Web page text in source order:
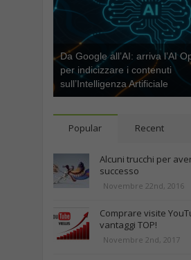
Da Google all’AI: arriva l’AI
per indicizzare i contenuti
sull’Intelligenza Artificiale
Popular Recent
Alcuni trucchi per
successo
Novembre 22nd, 2016
Comprare visite
vantaggi TOP!
Novembre 2nd, 2017